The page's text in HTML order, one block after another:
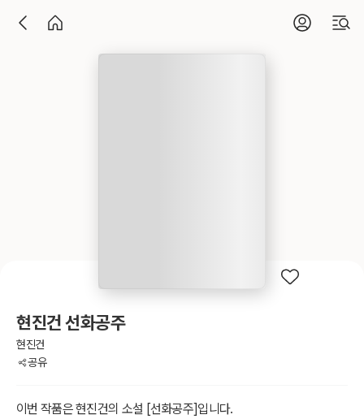
현진건 선화공주
현진건
공유
이번 작품은 현진건의 소설 [선화공주]입니다.